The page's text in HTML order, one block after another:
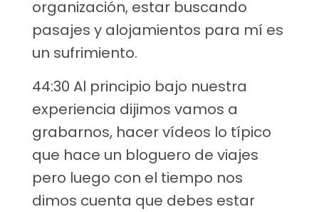
organización, estar buscando
pasajes y alojamientos para mí es
un sufrimiento.
44:30 Al principio bajo nuestra
experiencia dijimos vamos a
grabarnos, hacer vídeos lo típico
que hace un bloguero de viajes
pero luego con el tiempo nos
dimos cuenta que debes estar